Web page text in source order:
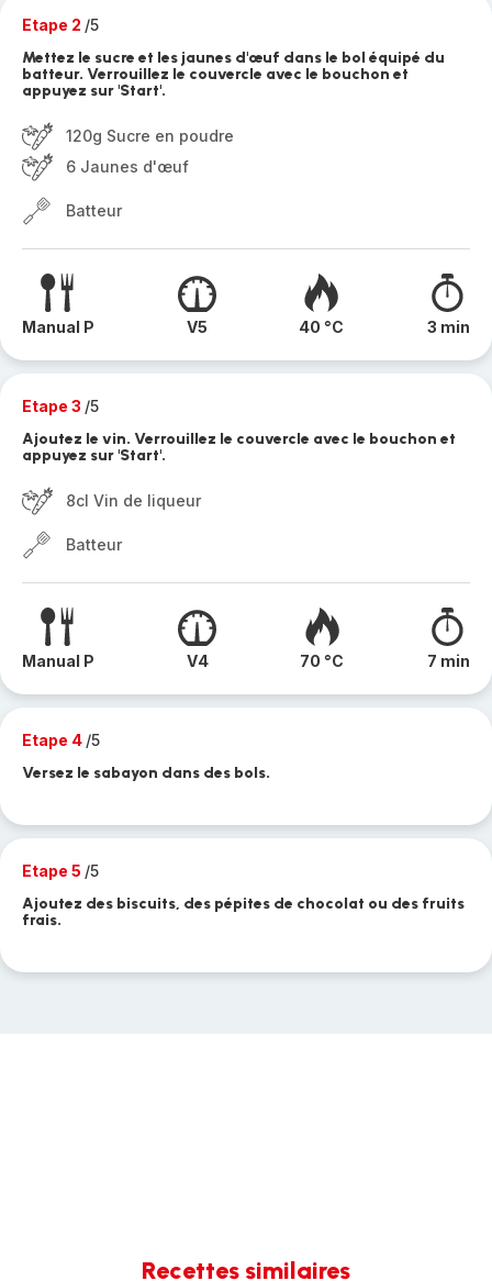
Etape 2 /5
Mettez le sucre et les jaunes d'œuf dans le bol équipé du
batteur. Verrouillez le couvercle avec le bouchon et
appuyez sur 'Start'.
120g Sucre en poudre
6 Jaunes d'œuf
Batteur
Manual P V5 40 °C 3 min
Etape 3 /5
Ajoutez le vin. Verrouillez le couvercle avec le bouchon et
appuyez sur 'Start'.
8cl Vin de liqueur
Batteur
Manual P V4 70 °C 7 min
Etape 4 /5
Versez le sabayon dans des bols.
Etape 5 /5
Ajoutez des biscuits, des pépites de chocolat ou des fruits
frais.
Recettes similaires